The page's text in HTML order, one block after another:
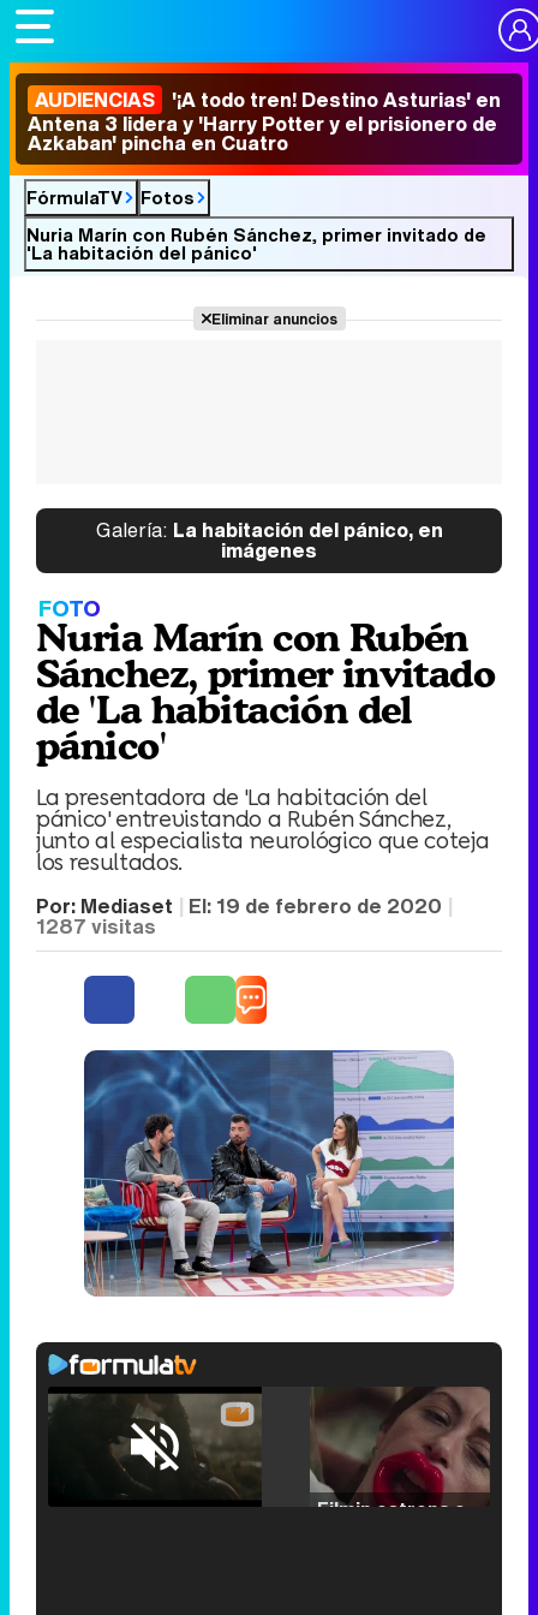
AUDIENCIAS '¡A todo tren! Destino Asturias' en
Antena 3 lidera y 'Harry Potter y el prisionero de
Azkaban' pincha en Cuatro
FórmulaTV
Fotos
Nuria Marín con Rubén Sánchez, primer invitado de
'La habitación del pánico'
Eliminar anuncios
Galería: La habitación del pánico, en
imágenes
FOTO
Nuria Marín con Rubén
Sánchez, primer invitado
de 'La habitación del
pánico'
La presentadora de 'La habitación del
pánico' entrevistando a Rubén Sánchez,
junto al especialista neurológico que coteja
los resultados.
Por: Mediaset El: 19 de febrero de 2020
1287 visitas
Unmute /
Loaded :